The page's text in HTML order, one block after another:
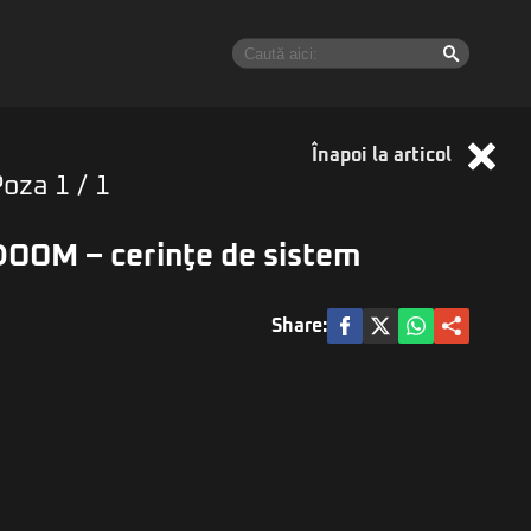
Înapoi la articol
1 / 1
– cerinţe de sistem
Share: